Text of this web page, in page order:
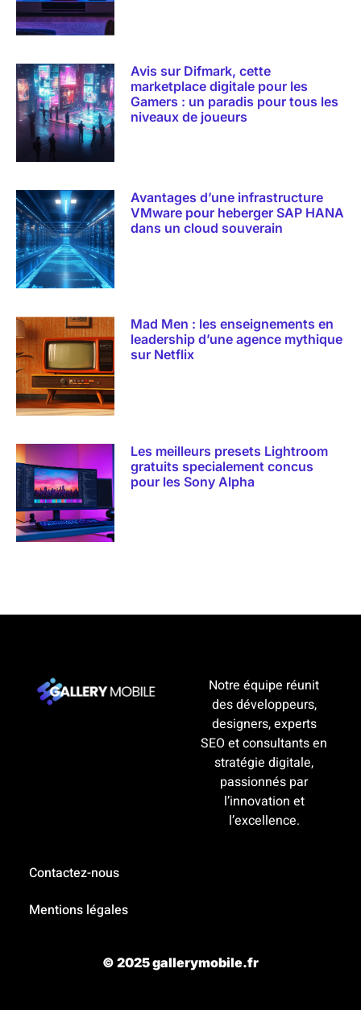
Avis sur Difmark, cette
marketplace digitale pour les
Gamers : un paradis pour tous les
niveaux de joueurs
Avantages d’une infrastructure
VMware pour heberger SAP HANA
dans un cloud souverain
Mad Men : les enseignements en
leadership d’une agence mythique
sur Netflix
Les meilleurs presets Lightroom
gratuits specialement concus
pour les Sony Alpha
Notre équipe réunit
des développeurs,
designers, experts
SEO et consultants en
stratégie digitale,
passionnés par
l’innovation et
l’excellence.
Contactez-nous
Mentions légales
© 2025 gallerymobile.fr